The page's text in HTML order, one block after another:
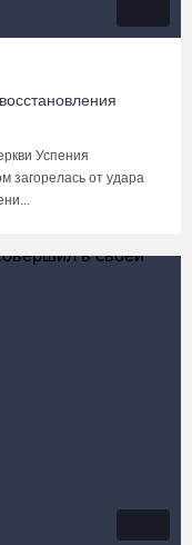
Успения
загорелась от удара